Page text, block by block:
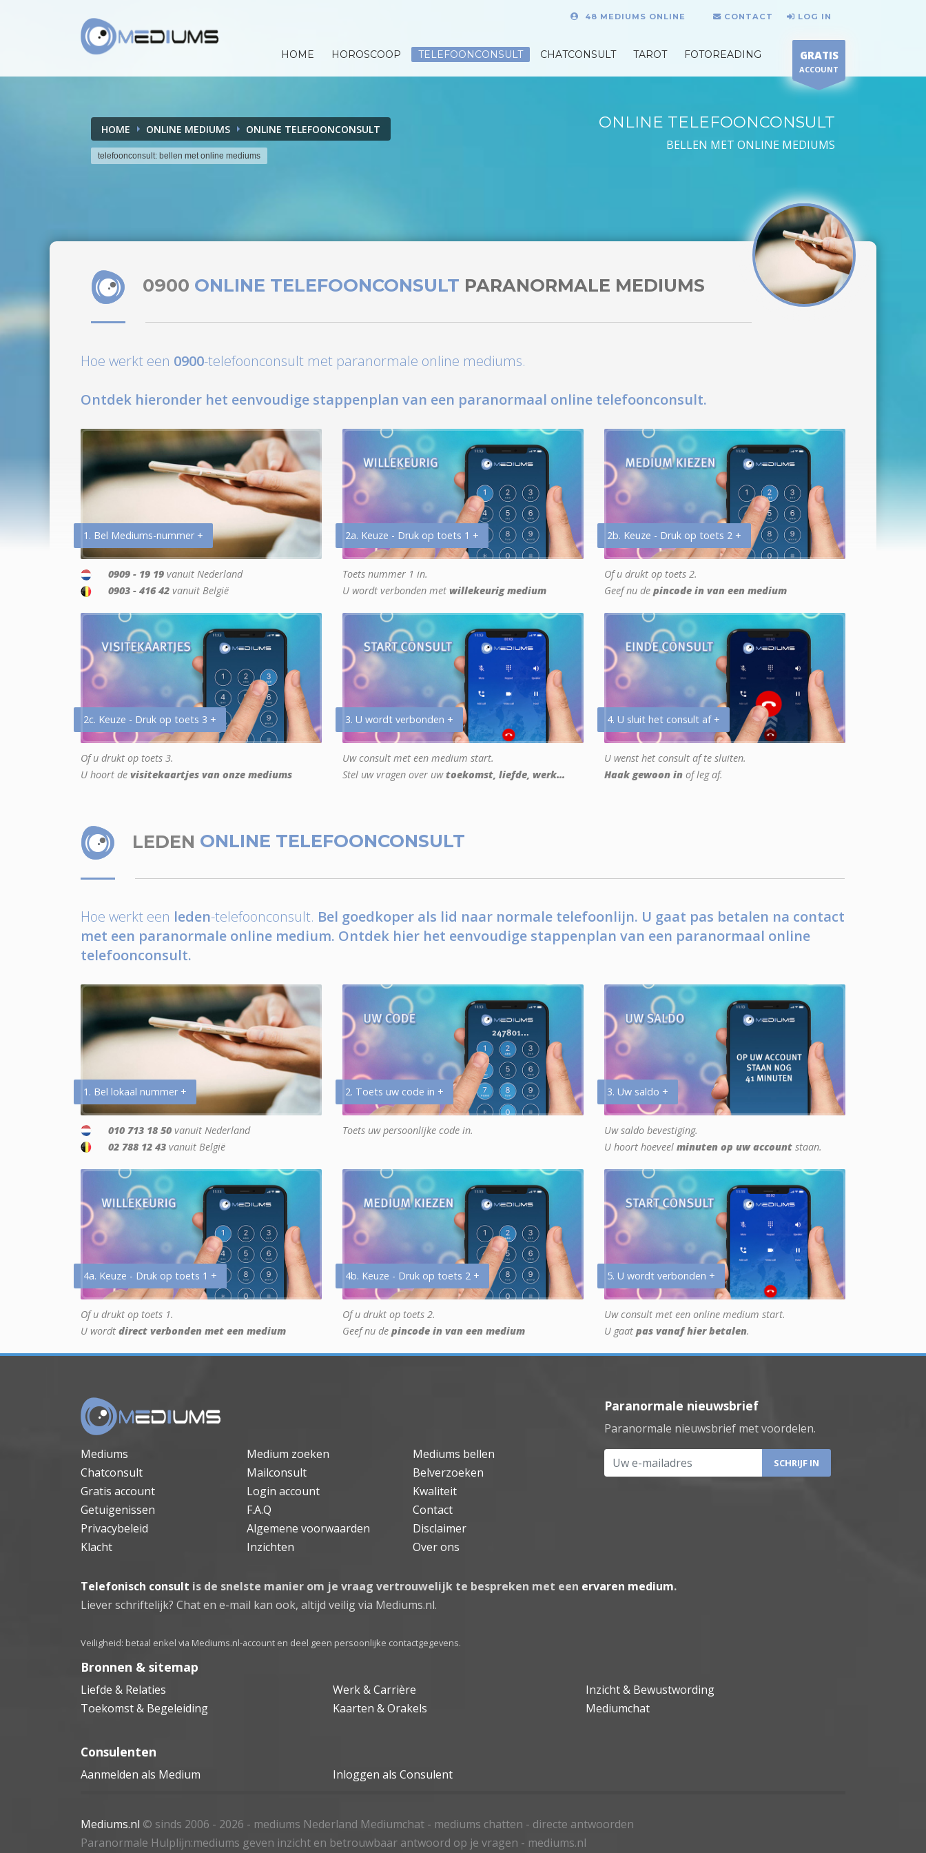
48 MEDIUMS ONLINE CONTACT LOG IN
HOME HOROSCOOP TELEFOONCONSULT CHATCONSULT TAROT FOTOREADING GRATIS
ACCOUNT
HOME ONLINE MEDIUMS ONLINE TELEFOONCONSULT
telefoonconsult: bellen met online mediums
ONLINE TELEFOONCONSULT
BELLEN MET ONLINE MEDIUMS
0900 ONLINE TELEFOONCONSULT PARANORMALE MEDIUMS
Hoe werkt een 0900-telefoonconsult met paranormale online mediums.
Ontdek hieronder het eenvoudige stappenplan van een paranormaal online telefoonconsult.
1. Bel Mediums-nummer +
0909 - 19 19 vanuit Nederland
0903 - 416 42 vanuit België
2a. Keuze - Druk op toets 1 +
Toets nummer 1 in.
U wordt verbonden met willekeurig medium
2b. Keuze - Druk op toets 2 +
Of u drukt op toets 2.
Geef nu de pincode in van een medium
2c. Keuze - Druk op toets 3 +
Of u drukt op toets 3.
U hoort de visitekaartjes van onze mediums
3. U wordt verbonden +
Uw consult met een medium start.
Stel uw vragen over uwtoekomst, liefde, werk...
4. U sluit het consult af +
U wenst het consult af te sluiten.
Haak gewoon in of leg af.
LEDEN ONLINE TELEFOONCONSULT
Hoe werkt een leden-telefoonconsult. Bel goedkoper als lid naar normale telefoonlijn. U gaat pas betalen na contact
met een paranormale online medium. Ontdek hier het eenvoudige stappenplan van een paranormaal online
telefoonconsult.
1. Bel lokaal nummer +
010 713 18 50 vanuit Nederland
02 788 12 43 vanuit België
2. Toets uw code in +
Toets uw persoonlijke code in.
3. Uw saldo +
Uw saldo bevestiging.
U hoort hoeveel minuten op uw account staan.
4a. Keuze - Druk op toets 1 +
Of u drukt op toets 1.
U wordt direct verbonden met een medium
4b. Keuze - Druk op toets 2 +
Of u drukt op toets 2.
Geef nu de pincode in van een medium
5. U wordt verbonden +
Uw consult met een online medium start.
U gaat pas vanaf hier betalen.
Mediums Medium zoeken
Mediums bellen
Chatconsult
Mailconsult
Belverzoeken
Gratis account
Login account
Kwaliteit
Getuigenissen
F.A.Q
Contact
Privacybeleid
Algemene voorwaarden
Disclaimer
Klacht
Inzichten Over ons
Paranormale nieuwsbrief
Paranormale nieuwsbrief met voordelen.
Uw e-mailadres
Telefonisch consult is de snelste manier om je vraag vertrouwelijk te bespreken met een ervaren medium.
Liever schriftelijk? Chat en e-mail kan ook, altijd veilig via Mediums.nl.
Veiligheid: betaal enkel via Mediums.nl-account en deel geen persoonlijke contactgegevens.
Bronnen & sitemap
Liefde & Relaties Werk & Carrière
Inzicht & Bewustwording
Toekomst & Begeleiding
Kaarten & Orakels Mediumchat
Consulenten
Aanmelden als Medium Inloggen als Consulent
Mediums.nl © sinds 2006 - 2026 - mediums Nederland Mediumchat - mediums chatten - directe antwoorden
Paranormale Hulplijn:mediums geven inzicht en betrouwbaar antwoord op je vragen - mediums.nl